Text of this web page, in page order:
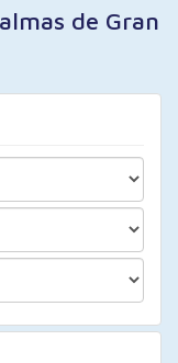
de Gran